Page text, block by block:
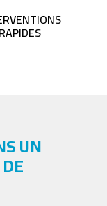
RAPIDES
UN